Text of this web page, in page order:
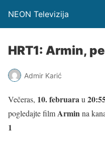
NEON Televizija
HRT1: Armin,
Admir Karić
Večeras, 10. februarau
pogledajte filmArminna
1